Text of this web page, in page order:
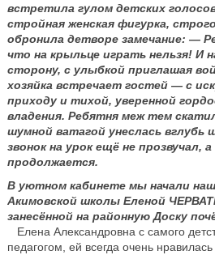
встретила гулом детских
стройная женская фигурка,
обронила детворе замечание: —
что на крыльце играть нельзя! И
сторону, с улыбкой приглашая
хозяйка встречает гостей — с
приходу и тихой, уверенной
владения. Ребятня меж тем
шумной ватагой унеслась вглубь
звонок на урок ещё не прозвучал,
продолжается.
В уютном кабинете мы начали
Акимовской школы Еленой
занесённой на районную Доску
Елена Александровна с самого
педагогом, ей всегда очень